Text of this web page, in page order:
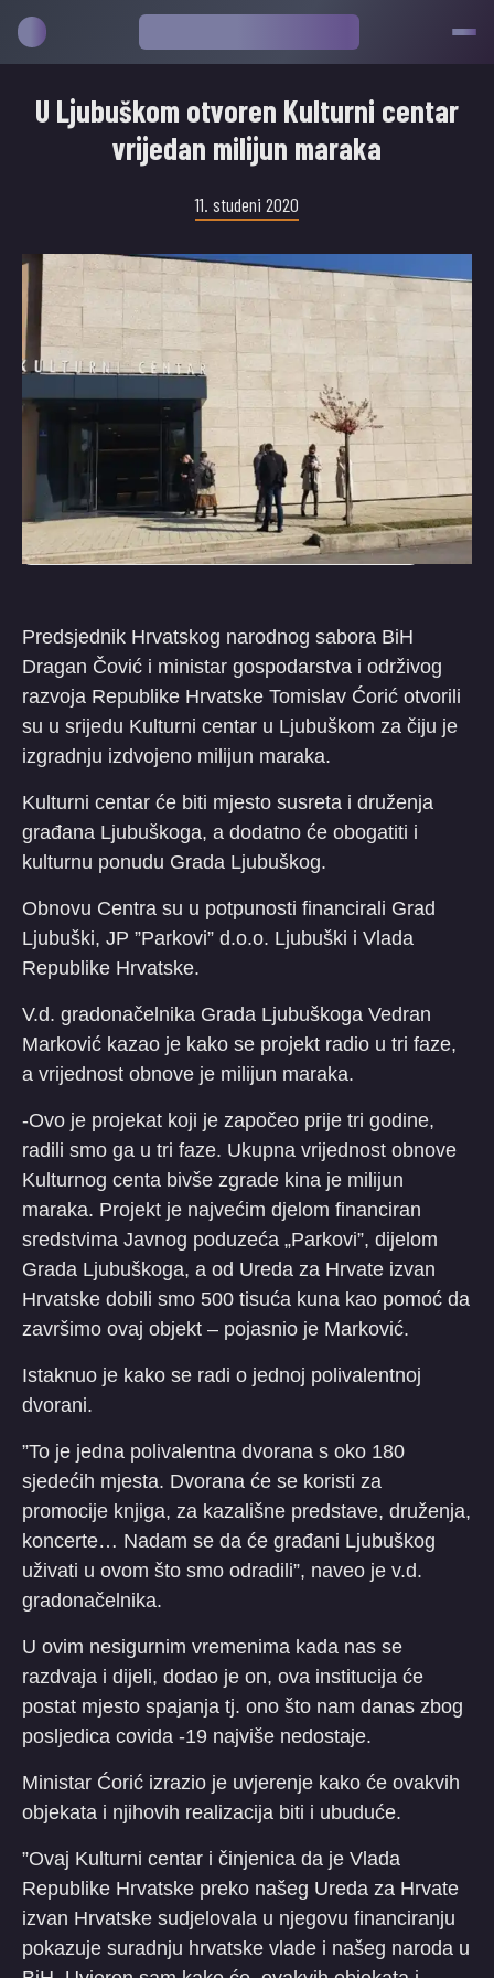
U Ljubuškom otvoren Kulturni centar
vrijedan milijun maraka
11. studeni 2020
Predsjednik Hrvatskog narodnog sabora BiH
Dragan Čović i ministar gospodarstva i održivog
razvoja Republike Hrvatske Tomislav Ćorić otvorili
su u srijedu Kulturni centar u Ljubuškom za čiju je
izgradnju izdvojeno milijun maraka.
Kulturni centar će biti mjesto susreta i druženja
građana Ljubuškoga, a dodatno će obogatiti i
kulturnu ponudu Grada Ljubuškog.
Obnovu Centra su u potpunosti financirali Grad
Ljubuški, JP ”Parkovi” d.o.o. Ljubuški i Vlada
Republike Hrvatske.
V.d. gradonačelnika Grada Ljubuškoga Vedran
Marković kazao je kako se projekt radio u tri faze,
a vrijednost obnove je milijun maraka.
-Ovo je projekat koji je započeo prije tri godine,
radili smo ga u tri faze. Ukupna vrijednost obnove
Kulturnog centa bivše zgrade kina je milijun
maraka. Projekt je najvećim djelom financiran
sredstvima Javnog poduzeća „Parkovi”, dijelom
Grada Ljubuškoga, a od Ureda za Hrvate izvan
Hrvatske dobili smo 500 tisuća kuna kao pomoć da
završimo ovaj objekt – pojasnio je Marković.
Istaknuo je kako se radi o jednoj polivalentnoj
dvorani.
”To je jedna polivalentna dvorana s oko 180
sjedećih mjesta. Dvorana će se koristi za
promocije knjiga, za kazališne predstave, druženja,
koncerte… Nadam se da će građani Ljubuškog
uživati u ovom što smo odradili”, naveo je v.d.
gradonačelnika.
U ovim nesigurnim vremenima kada nas se
razdvaja i dijeli, dodao je on, ova institucija će
postat mjesto spajanja tj. ono što nam danas zbog
posljedica covida -19 najviše nedostaje.
Ministar Ćorić izrazio je uvjerenje kako će ovakvih
objekata i njihovih realizacija biti i ubuduće.
”Ovaj Kulturni centar i činjenica da je Vlada
Republike Hrvatske preko našeg Ureda za Hrvate
izvan Hrvatske sudjelovala u njegovu financiranju
pokazuje suradnju hrvatske vlade i našeg naroda u